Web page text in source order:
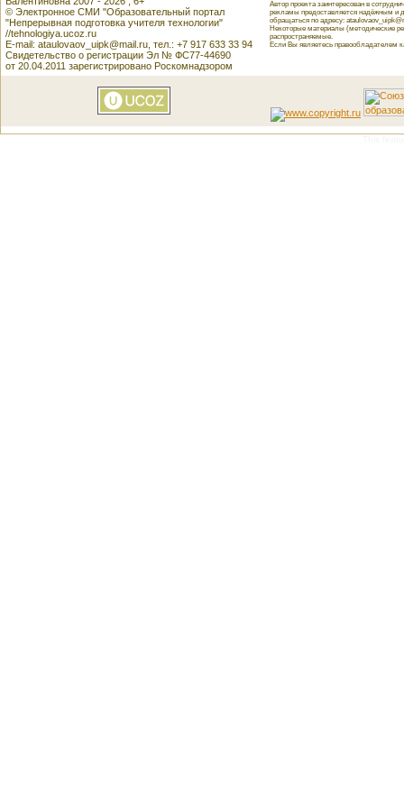
© Электронное СМИ "Образовательный портал
"Непрерывная подготовка учителя технологии"
//tehnologiya.ucoz.ru
E-mail: ataulovaov_uipk@mail.ru, тел.: +7 917 633 33 94
Свидетельство о регистрации Эл № ФС77-44690
от 20.04.2011 зарегистрировано Роскомнадзором
Автор проекта заинтересован в
рекламы предоставляется надёжным и
обращаться по адресу:
Некоторые материалы (методические
распространяемые.
Если Вы являетесь правообладателем